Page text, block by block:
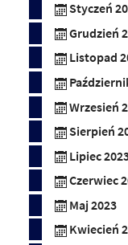
Styczeń
Grudzień
Listopad
Wrzesień
Sierpień
Lipiec
Czerwiec
Maj 2023
Kwiecień